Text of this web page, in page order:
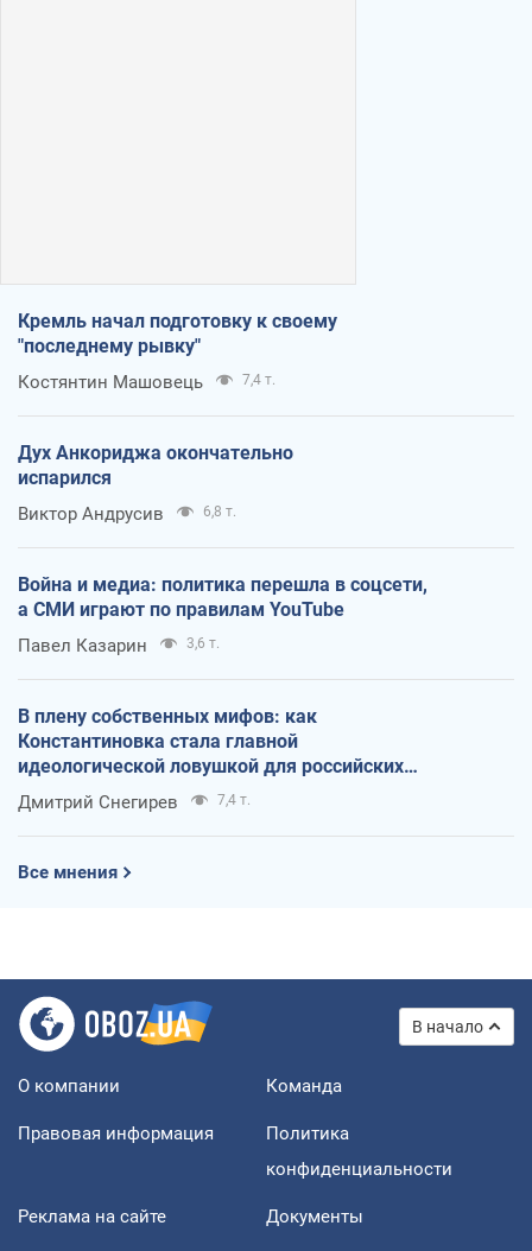
Кремль начал подготовку к своему
"последнему рывку"
Костянтин Машовець 7,4 т.
Дух Анкориджа окончательно
испарился
Виктор Андрусив 6,8 т.
Война и медиа: политика перешла в соцсети,
а СМИ играют по правилам YouTube
Павел Казарин 3,6 т.
В плену собственных мифов: как
Константиновка стала главной
идеологической ловушкой для российских
оккупантов
Дмитрий Снегирев 7,4 т.
Все мнения
В начало
О компании Команда
Правовая информация
Политика
конфиденциальности
Реклама на сайте Документы